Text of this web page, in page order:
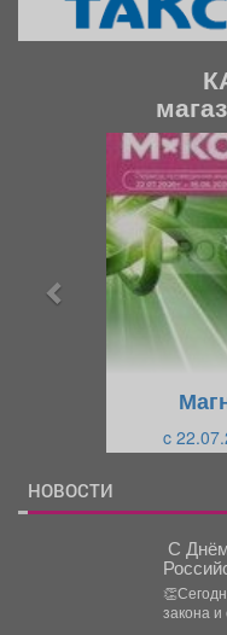
c
НОВОСТИ
С
закона и